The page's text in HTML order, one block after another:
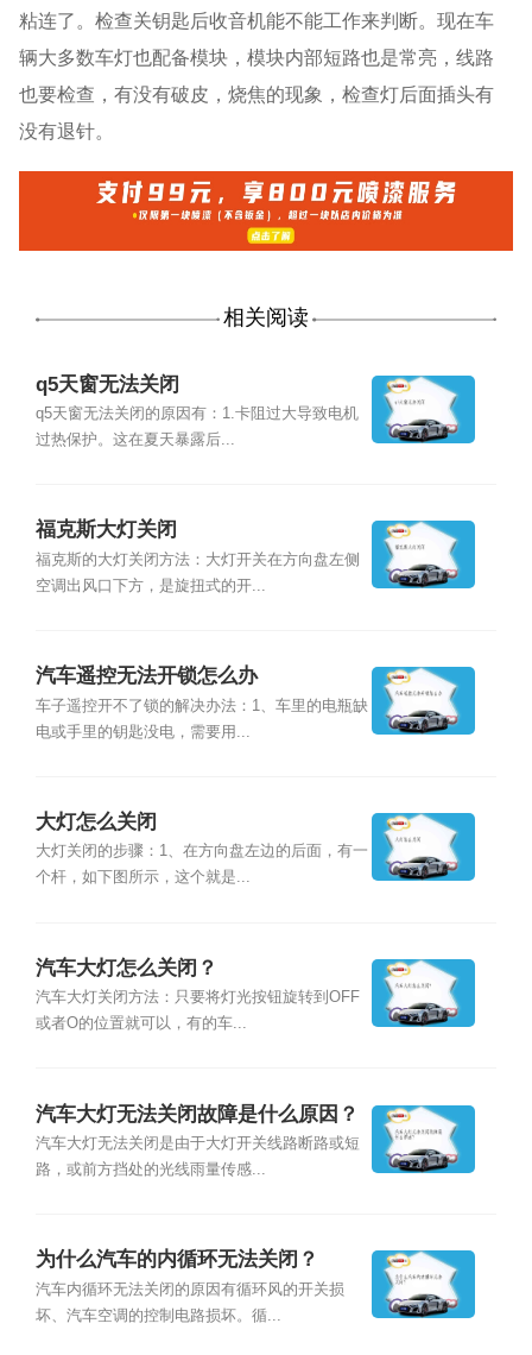
粘连了。检查关钥匙后收音机能不能工作来判断。现在车
辆大多数车灯也配备模块，模块内部短路也是常亮，线路
也要检查，有没有破皮，烧焦的现象，检查灯后面插头有
没有退针。
相关阅读
q5天窗无法关闭
q5天窗无法关闭的原因有：1.卡阻过大导致电机
过热保护。这在夏天暴露后...
福克斯大灯关闭
福克斯的大灯关闭方法：大灯开关在方向盘左侧
空调出风口下方，是旋扭式的开...
汽车遥控无法开锁怎么办
车子遥控开不了锁的解决办法：1、车里的电瓶缺
电或手里的钥匙没电，需要用...
大灯怎么关闭
大灯关闭的步骤：1、在方向盘左边的后面，有一
个杆，如下图所示，这个就是...
汽车大灯怎么关闭？
汽车大灯关闭方法：只要将灯光按钮旋转到OFF
或者O的位置就可以，有的车...
汽车大灯无法关闭故障是什么原因？
汽车大灯无法关闭是由于大灯开关线路断路或短
路，或前方挡处的光线雨量传感...
为什么汽车的内循环无法关闭？
汽车内循环无法关闭的原因有循环风的开关损
坏、汽车空调的控制电路损坏。循...